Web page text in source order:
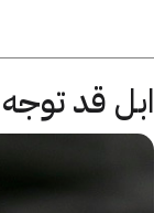
ابل قد